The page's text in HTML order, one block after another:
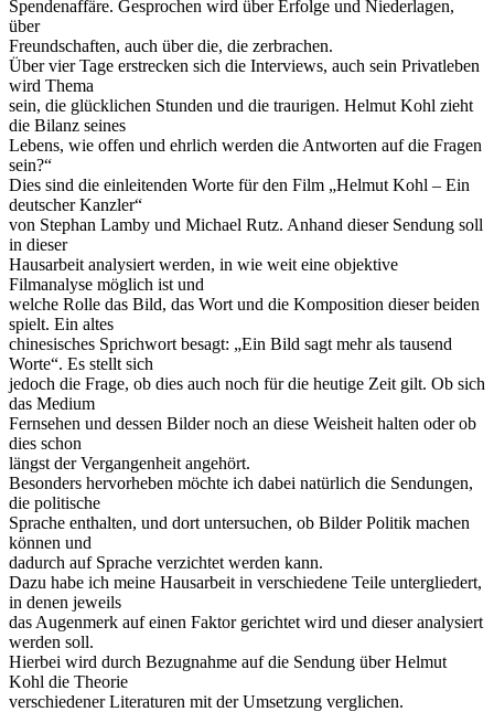
Spendenaffäre. Gesprochen wird über Erfolge und Niederlagen,
über
Freundschaften, auch über die, die zerbrachen.
Über vier Tage erstrecken sich die Interviews, auch sein Privatleben
wird Thema
sein, die glücklichen Stunden und die traurigen. Helmut Kohl zieht
die Bilanz seines
Lebens, wie offen und ehrlich werden die Antworten auf die Fragen
sein?“
Dies sind die einleitenden Worte für den Film „Helmut Kohl – Ein
deutscher Kanzler“
von Stephan Lamby und Michael Rutz. Anhand dieser Sendung soll
in dieser
Hausarbeit analysiert werden, in wie weit eine objektive
Filmanalyse möglich ist und
welche Rolle das Bild, das Wort und die Komposition dieser beiden
spielt. Ein altes
chinesisches Sprichwort besagt: „Ein Bild sagt mehr als tausend
Worte“. Es stellt sich
jedoch die Frage, ob dies auch noch für die heutige Zeit gilt. Ob sich
das Medium
Fernsehen und dessen Bilder noch an diese Weisheit halten oder ob
dies schon
längst der Vergangenheit angehört.
Besonders hervorheben möchte ich dabei natürlich die Sendungen,
die politische
Sprache enthalten, und dort untersuchen, ob Bilder Politik machen
können und
dadurch auf Sprache verzichtet werden kann.
Dazu habe ich meine Hausarbeit in verschiedene Teile untergliedert,
in denen jeweils
das Augenmerk auf einen Faktor gerichtet wird und dieser analysiert
werden soll.
Hierbei wird durch Bezugnahme auf die Sendung über Helmut
Kohl die Theorie
verschiedener Literaturen mit der Umsetzung verglichen.